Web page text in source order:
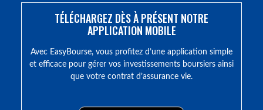
TÉLÉCHARGEZ DÈS À PRÉSENT NOTRE
APPLICATION MOBILE
Avec EasyBourse, vous profitez d’une application simple
et efficace pour gérer vos investissements boursiers ainsi
que votre contrat d’assurance vie.